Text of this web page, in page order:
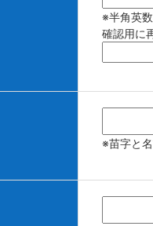
※半角英
確認用に
※苗字と